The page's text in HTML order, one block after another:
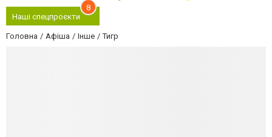
Наші спецпроєкти
8
Головна Афіша Інше Тигр